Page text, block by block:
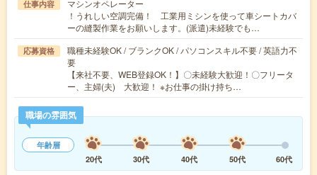
仕事内容
マシンオペレーター
！うれしい空調完備！ 工業用ミシンを使って車シートカバ
ーの縫製作業をお願いします。(派遣)未経験でも…
応募資格
職種未経験OK / ブランクOK / パソコンスキル不要 / 英語力不
要
【来社不要、WEB登録OK！】〇未経験大歓迎！〇フリータ
ー、主婦(夫) 大歓迎！ ※お仕事の掛け持ち…
職場の雰囲気
年齢層
20代
30代 40代 50代 60代